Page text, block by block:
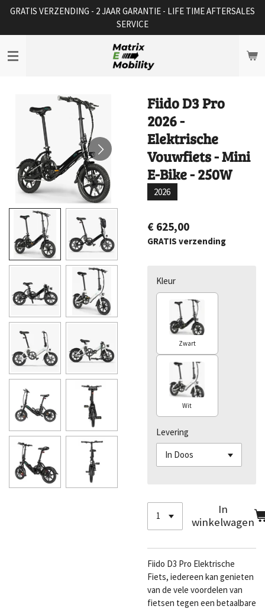
Ga
naar
de
hoofdinhoud
GRATIS VERZENDING - 2 JAAR GARANTIE - LIFE TIME AFTERSALES
SERVICE
Fiido D3 Pro
2026 -
Elektrische
Vouwfiets - Mini
E-Bike - 250W
2026
€ 625,00
GRATIS verzending
Kleur
Zwart
Wit
Levering
In
winkelwagen
Fiido D3 Pro Elektrische
Fiets, iedereen kan genieten
van de vele voordelen van
fietsen tegen een betaalbare